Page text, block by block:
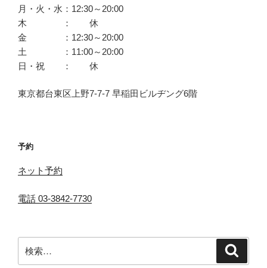
月・火・水：12:30～20:00
木 ： 休
金 ：12:30～20:00
土 ：11:00～20:00
日・祝 ： 休
東京都台東区上野7-7-7 早稲田ビルヂング6階
予約
ネット予約
電話 03-3842-7730
索: